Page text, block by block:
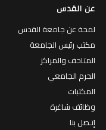
عن القدس
لمحة عن جامعة القدس
مكتب رئيس الجامعة
المتاحف والمراكز
الحرم الجامعي
المكتبات
وظائف شاغرة
إتـصل بنا